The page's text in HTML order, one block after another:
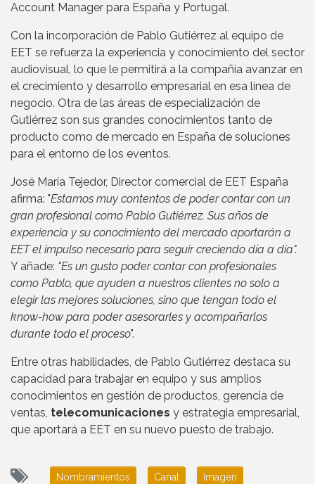
Account Manager para España y Portugal.
Con la incorporación de Pablo Gutiérrez al equipo de
EET se refuerza la experiencia y conocimiento del sector
audiovisual, lo que le permitirá a la compañía avanzar en
el crecimiento y desarrollo empresarial en esa línea de
negocio. Otra de las áreas de especialización de
Gutiérrez son sus grandes conocimientos tanto de
producto como de mercado en España de soluciones
para el entorno de los eventos.
José María Tejedor, Director comercial de EET España
afirma: "Estamos muy contentos de poder contar con un
gran profesional como Pablo Gutiérrez. Sus años de
experiencia y su conocimiento del mercado aportarán a
EET el impulso necesario para seguir creciendo día a día".
Y añade: "Es un gusto poder contar con profesionales
como Pablo, que ayuden a nuestros clientes no solo a
elegir las mejores soluciones, sino que tengan todo el
know-how para poder asesorarles y acompañarlos
durante todo el proceso".
Entre otras habilidades, de Pablo Gutiérrez destaca su
capacidad para trabajar en equipo y sus amplios
conocimientos en gestión de productos, gerencia de
ventas, telecomunicaciones y estrategia empresarial,
que aportará a EET en su nuevo puesto de trabajo.
Nombramientos Canal Imagen